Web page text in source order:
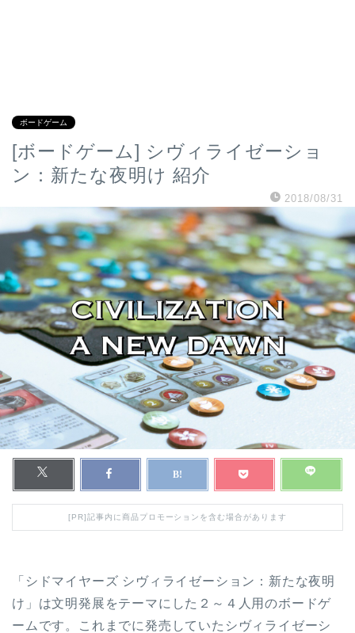
ボードゲーム
[ボードゲーム] シヴィライゼーショ
ン：新たな夜明け 紹介
2018/08/31
[PR]記事内に商品プロモーションを含む場合があります
「シドマイヤーズ シヴィライゼーション：新たな夜明
け」は文明発展をテーマにした２～４人用のボードゲ
ームです。これまでに発売していたシヴィライゼーシ